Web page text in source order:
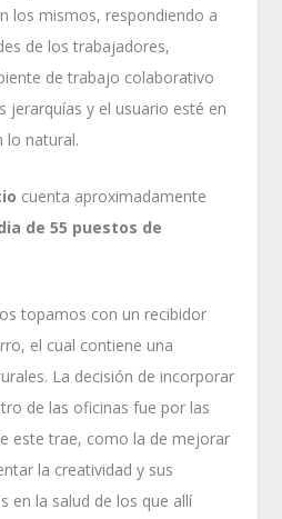
los mismos, respondiendo a
de los trabajadores,
de trabajo colaborativo
jerarquías y el usuario esté en
lo natural.
cuenta aproximadamente
de 55 puestos de
topamos con un recibidor
el cual contiene una
La decisión de incorporar
de las oficinas fue por las
este trae, como la de mejorar
la creatividad y sus
en la salud de los que allí